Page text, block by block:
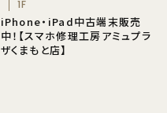
1F
iPhone・iPad中古端末販売
中！【スマホ修理工房アミュプラ
ザくまもと店】